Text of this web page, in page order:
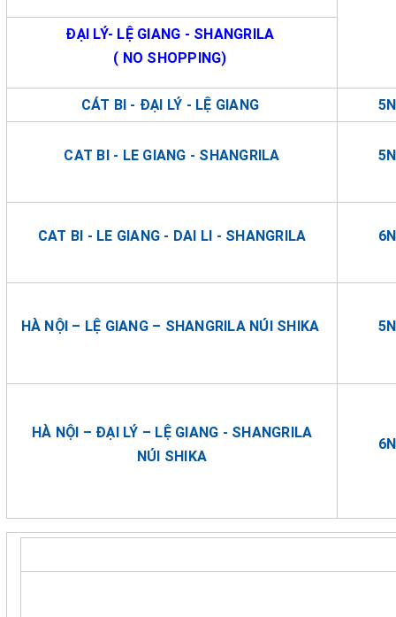
ĐẠI LÝ- LỆ GIANG - SHANGRILA
( NO SHOPPING)
CÁT BI - ĐẠI LÝ - LỆ GIANG
CAT BI - LE GIANG - SHANGRILA
CAT BI - LE GIANG - DAI LI - SHANGRILA
HÀ NỘI – LỆ GIANG – SHANGRILA NÚI SHIKA
HÀ NỘI – ĐẠI LÝ – LỆ GIANG - SHANGRILA
NÚI SHIKA